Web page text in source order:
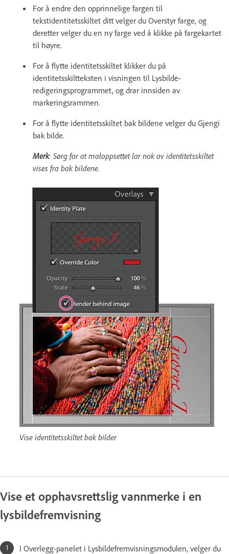
For å endre den opprinnelige fargen til
tekstidentitetsskiltet ditt velger du Overstyr farge, og
deretter velger du en ny farge ved å klikke på fargekartet
til høyre.
For å flytte identitetsskiltet klikker du på
identitetsskiltteksten i visningen til Lysbilde-
redigeringsprogrammet, og drar innsiden av
markeringsrammen.
For å flytte identitetsskiltet bak bildene velger du Gjengi
bak bilde.
Merk: Sørg for at maloppsettet lar nok av identitetsskiltet
vises fra bak bildene.
Vise identitetsskiltet bak bilder
Vise et opphavsrettslig vannmerke i en
lysbildefremvisning
I Overlegg-panelet i Lysbildefremvisningsmodulen, velger du